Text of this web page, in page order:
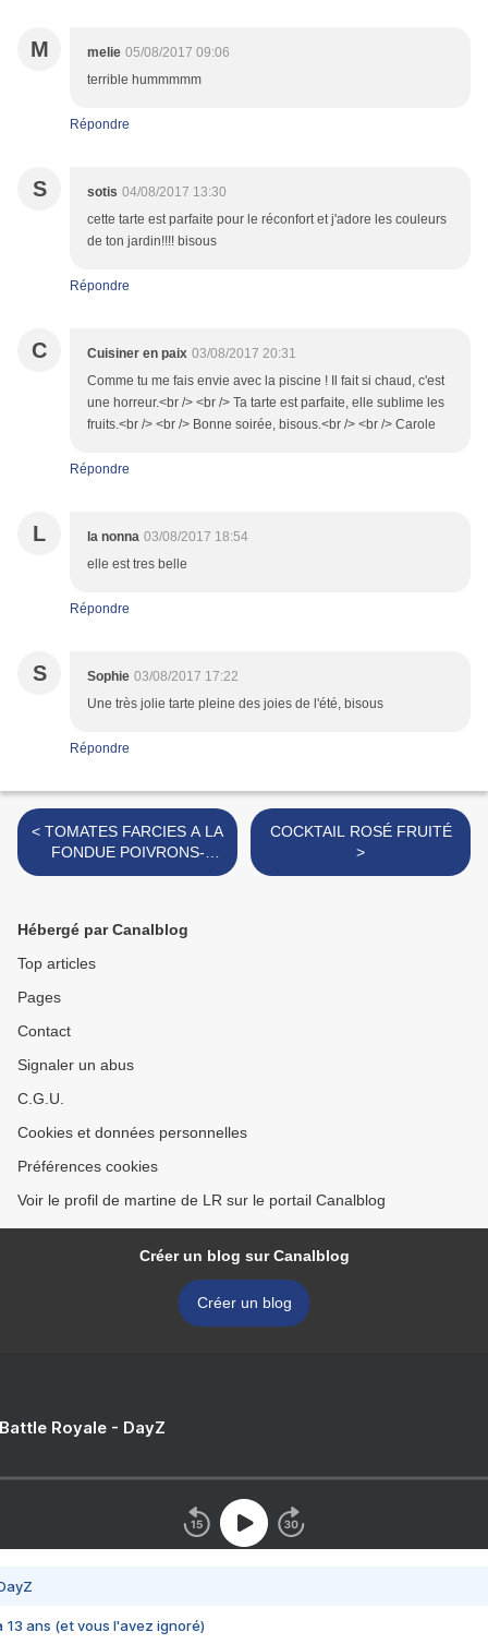
M melie 05/08/2017 09:06
terrible hummmmm
Répondre
S sotis 04/08/2017 13:30
cette tarte est parfaite pour le réconfort et j'adore les couleurs
de ton jardin!!!! bisous
Répondre
C Cuisiner en paix 03/08/2017 20:31
Comme tu me fais envie avec la piscine ! Il fait si chaud, c'est
une horreur.<br /> <br /> Ta tarte est parfaite, elle sublime les
fruits.<br /> <br /> Bonne soirée, bisous.<br /> <br /> Carole
Répondre
L la nonna 03/08/2017 18:54
elle est tres belle
Répondre
S Sophie 03/08/2017 17:22
Une très jolie tarte pleine des joies de l'été, bisous
Répondre
< TOMATES FARCIES A LA
FONDUE POIVRONS-
CHORIZO
COCKTAIL ROSÉ FRUITÉ
>
Hébergé par Canalblog
Top articles
Pages
Contact
Signaler un abus
C.G.U.
Cookies et données personnelles
Préférences cookies
Voir le profil de martine de LR sur le portail Canalblog
Créer un blog sur Canalblog
Créer un blog
Royale - DayZ
13 ans (et vous l'avez ignoré)